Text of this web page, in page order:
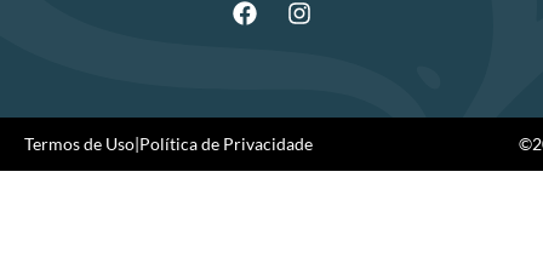
Termos de Uso|Política de Privacidade